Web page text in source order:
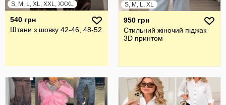
S, M, L, XL, XXL, XXXL
540 грн
Штани з шовку 42-46, 48-52
S, M, L, XL
950 грн
Стильний жіночий піджак
3D принтом